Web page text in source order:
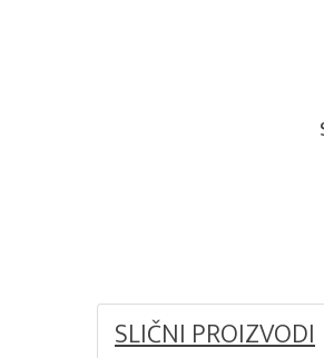
SLIČNI PROIZVODI